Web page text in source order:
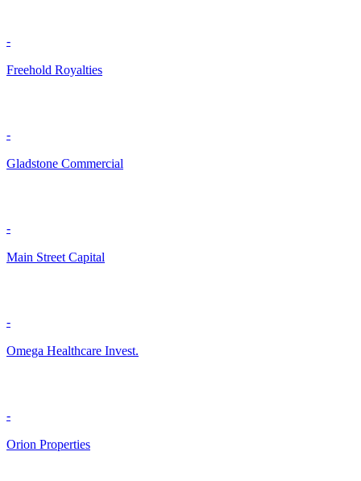
-
Freehold Royalties
-
Gladstone Commercial
-
Main Street Capital
-
Omega Healthcare Invest.
-
Orion Properties